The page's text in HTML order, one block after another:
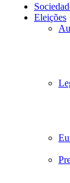
Eleições